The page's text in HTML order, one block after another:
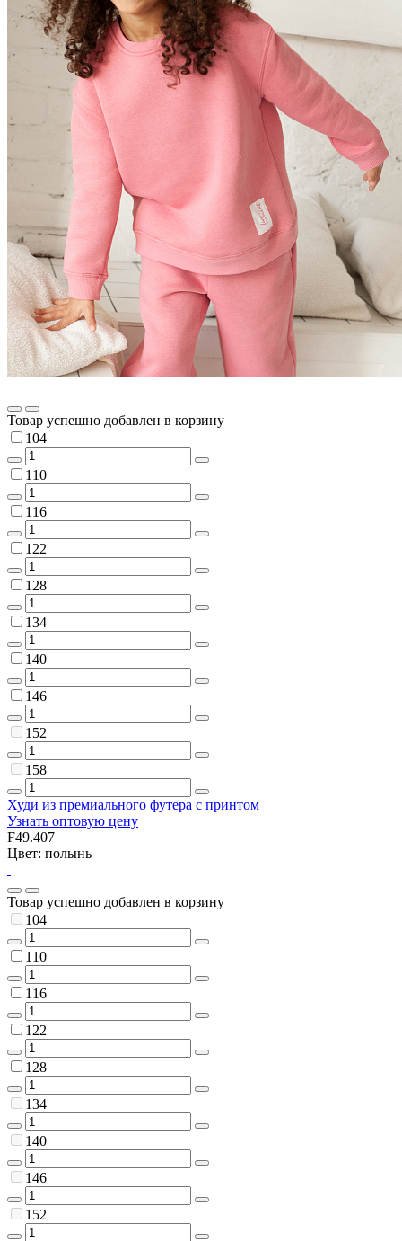
Товар успешно добавлен в корзину
104
110
116
122
128
134
140
146
152
158
Худи из премиального футера с принтом
Узнать оптовую цену
F49.407
Цвет: полынь
Товар успешно добавлен в корзину
104
110
116
122
128
134
140
146
152